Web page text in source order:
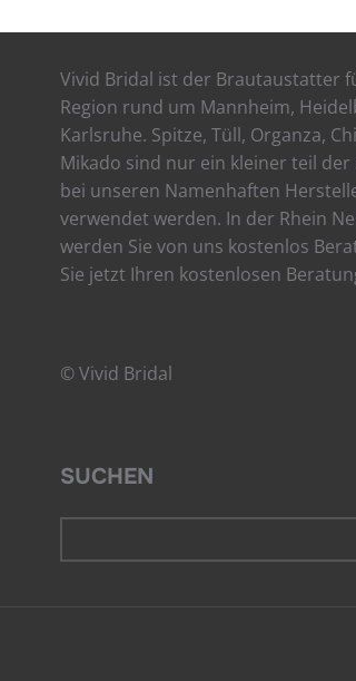
Vivid Bridal ist der Brautaustatter
Region rund um Mannheim,
Karlsruhe. Spitze, Tüll, Organza,
Mikado sind nur ein kleiner teil der
bei unseren Namenhaften
verwendet werden. In der Rhein
werden Sie von uns kostenlos
Sie jetzt Ihren kostenlosen
© Vivid Bridal
SUCHEN